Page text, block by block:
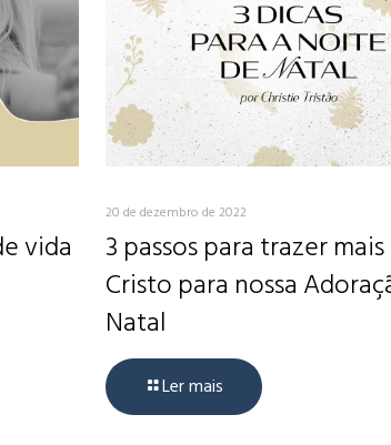
vida
20 de dezembro de 2022
3 passos para trazer
Cristo para nossa
Natal
Ler mais